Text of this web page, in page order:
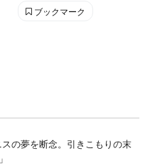
ブックマーク
の夢を断念。引きこもりの末